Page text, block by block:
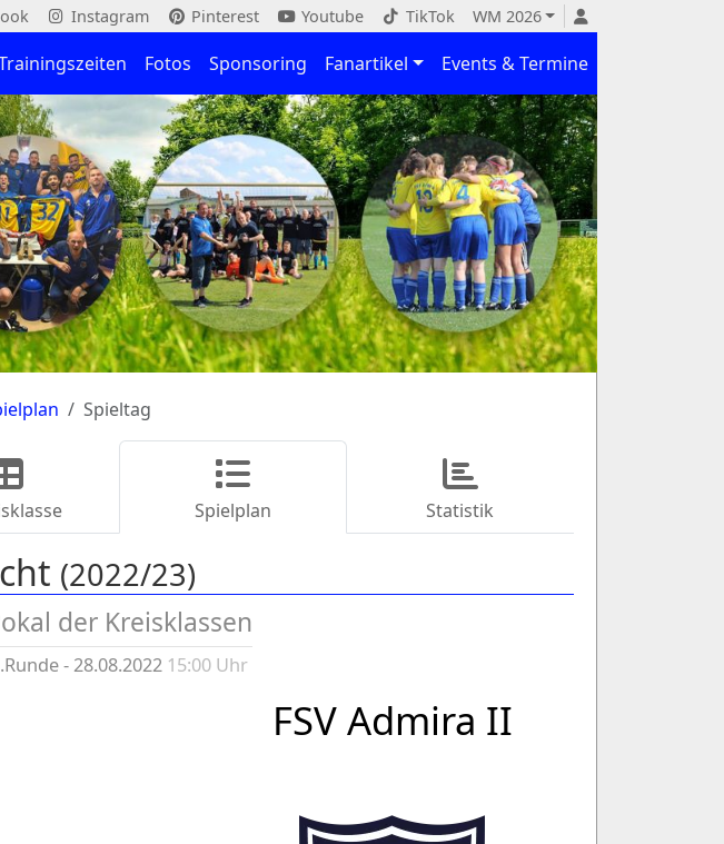
Instagram Pinterest Youtube TikTok WM 2026
Fotos Sponsoring Fanartikel Events & Termine
Spieltag
Spielplan Statistik
(2022/23)
der Kreisklassen
- 28.08.2022 15:00 Uhr
FSV Admira II